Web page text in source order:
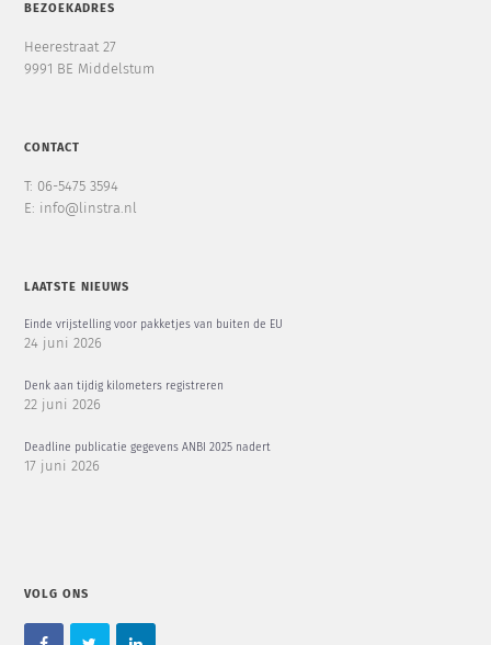
BEZOEKADRES
Heerestraat 27
9991 BE Middelstum
CONTACT
T: 06-5475 3594
E: info@linstra.nl
LAATSTE NIEUWS
Einde vrijstelling voor pakketjes van buiten de EU
24 juni 2026
Denk aan tijdig kilometers registreren
22 juni 2026
Deadline publicatie gegevens ANBI 2025 nadert
17 juni 2026
VOLG ONS